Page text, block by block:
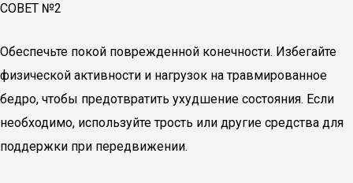
СОВЕТ №2
Обеспечьте покой поврежденной конечности. Избегайте
физической активности и нагрузок на травмированное
бедро, чтобы предотвратить ухудшение состояния. Если
необходимо, используйте трость или другие средства для
поддержки при передвижении.